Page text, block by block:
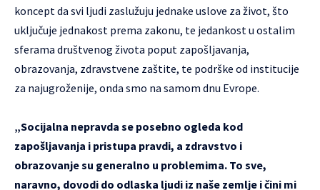
koncept da svi ljudi zaslužuju jednake uslove za život, što
uključuje jednakost prema zakonu, te jedankost u ostalim
sferama društvenog života poput zapošljavanja,
obrazovanja, zdravstvene zaštite, te podrške od institucije
za najugroženije, onda smo na samom dnu Evrope.
„Socijalna nepravda se posebno ogleda kod
zapošljavanja i pristupa pravdi, a zdravstvo i
obrazovanje su generalno u problemima. To sve,
naravno, dovodi do odlaska ljudi iz naše zemlje i čini mi